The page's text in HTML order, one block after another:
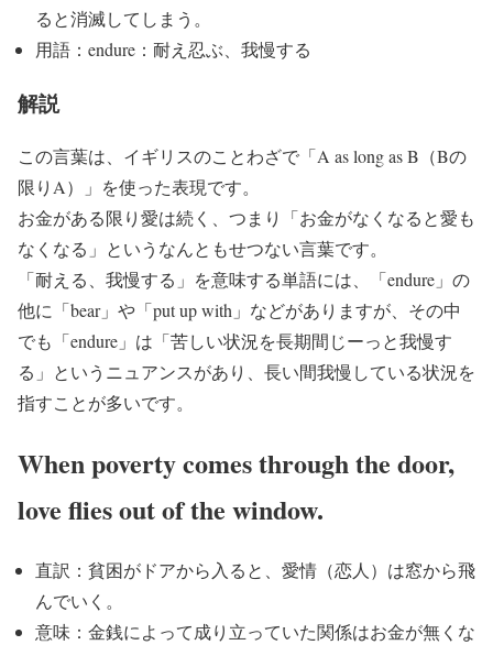
ると消滅してしまう。
用語：endure：耐え忍ぶ、我慢する
解説
この言葉は、イギリスのことわざで「A as long as B（Bの
限りA）」を使った表現です。
お金がある限り愛は続く、つまり「お金がなくなると愛も
なくなる」というなんともせつない言葉です。
「耐える、我慢する」を意味する単語には、「endure」の
他に「bear」や「put up with」などがありますが、その中
でも「endure」は「苦しい状況を長期間じーっと我慢す
る」というニュアンスがあり、長い間我慢している状況を
指すことが多いです。
When poverty comes through the door,
love flies out of the window.
直訳：貧困がドアから入ると、愛情（恋人）は窓から飛
んでいく。
意味：金銭によって成り立っていた関係はお金が無くな